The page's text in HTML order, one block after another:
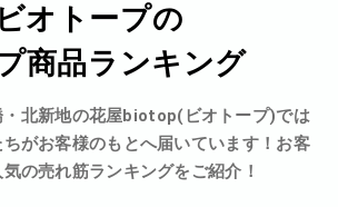
ビオトープの
商品ランキング
・北新地の花屋biotop(ビオトープ)では
がお客様のもとへ届いています！お客
の売れ筋ランキングをご紹介！